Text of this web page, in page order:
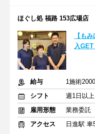
ほぐし処 福路 153広場店
【も
入
給与
シフト
雇用形態
業務委託
アクセス
日進駅 車